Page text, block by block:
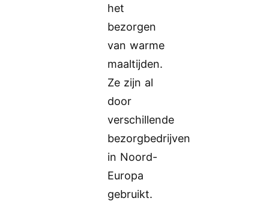
het
bezorgen
van warme
maaltijden.
Ze zijn al
door
verschillende
bezorgbedrijven
in Noord-
Europa
gebruikt.